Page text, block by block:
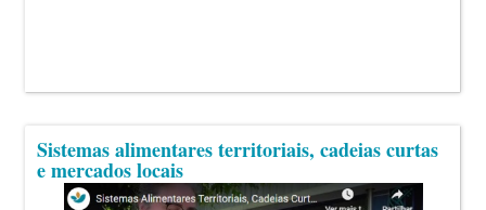
Sistemas alimentares territoriais, cadeias curtas
e mercados locais